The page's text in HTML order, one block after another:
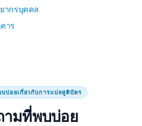
ากรบุคคล
าร
บ่อยเกี่ยวกับการแปลสูติบัตร
ามที่พบบ่อย